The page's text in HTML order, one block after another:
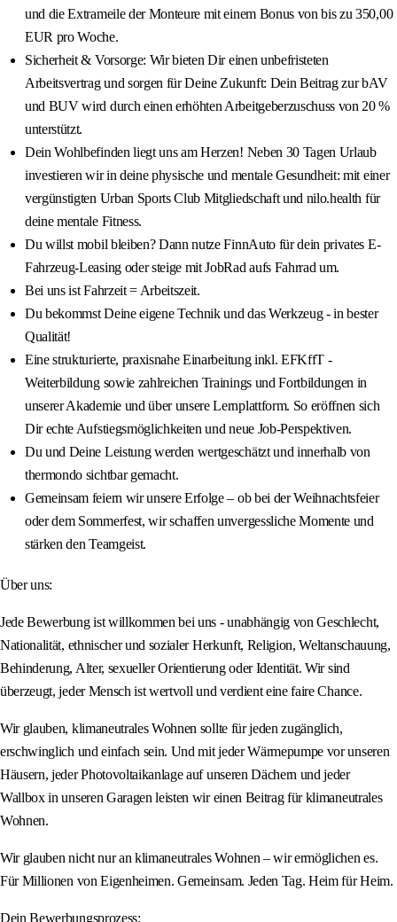
und die Extrameile der Monteure mit einem Bonus von bis zu 350,00
EUR pro Woche.
Sicherheit & Vorsorge: Wir bieten Dir einen unbefristeten
Arbeitsvertrag und sorgen für Deine Zukunft: Dein Beitrag zur bAV
und BUV wird durch einen erhöhten Arbeitgeberzuschuss von 20 %
unterstützt.
Dein Wohlbefinden liegt uns am Herzen! Neben 30 Tagen Urlaub
investieren wir in deine physische und mentale Gesundheit: mit einer
vergünstigten Urban Sports Club Mitgliedschaft und nilo.health für
deine mentale Fitness.
Du willst mobil bleiben? Dann nutze FinnAuto für dein privates E-
Fahrzeug-Leasing oder steige mit JobRad aufs Fahrrad um.
Bei uns ist Fahrzeit = Arbeitszeit.
Du bekommst Deine eigene Technik und das Werkzeug - in bester
Qualität!
Eine strukturierte, praxisnahe Einarbeitung inkl. EFKffT -
Weiterbildung sowie zahlreichen Trainings und Fortbildungen in
unserer Akademie und über unsere Lernplattform. So eröffnen sich
Dir echte Aufstiegsmöglichkeiten und neue Job-Perspektiven.
Du und Deine Leistung werden wertgeschätzt und innerhalb von
thermondo sichtbar gemacht.
Gemeinsam feiern wir unsere Erfolge – ob bei der Weihnachtsfeier
oder dem Sommerfest, wir schaffen unvergessliche Momente und
stärken den Teamgeist.
Über uns:
Jede Bewerbung ist willkommen bei uns - unabhängig von Geschlecht,
Nationalität, ethnischer und sozialer Herkunft, Religion, Weltanschauung,
Behinderung, Alter, sexueller Orientierung oder Identität. Wir sind
überzeugt, jeder Mensch ist wertvoll und verdient eine faire Chance.
Wir glauben, klimaneutrales Wohnen sollte für jeden zugänglich,
erschwinglich und einfach sein. Und mit jeder Wärmepumpe vor unseren
Häusern, jeder Photovoltaikanlage auf unseren Dächern und jeder
Wallbox in unseren Garagen leisten wir einen Beitrag für klimaneutrales
Wohnen.
Wir glauben nicht nur an klimaneutrales Wohnen – wir ermöglichen es.
Für Millionen von Eigenheimen. Gemeinsam. Jeden Tag. Heim für Heim.
Dein Bewerbungsprozess: